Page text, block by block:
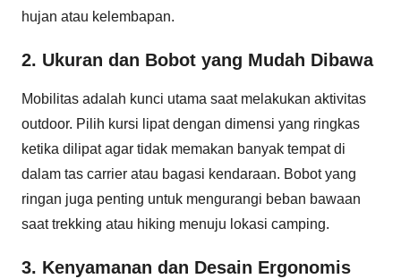
hujan atau kelembapan.
2. Ukuran dan Bobot yang Mudah Dibawa
Mobilitas adalah kunci utama saat melakukan aktivitas
outdoor. Pilih kursi lipat dengan dimensi yang ringkas
ketika dilipat agar tidak memakan banyak tempat di
dalam tas carrier atau bagasi kendaraan. Bobot yang
ringan juga penting untuk mengurangi beban bawaan
saat trekking atau hiking menuju lokasi camping.
3. Kenyamanan dan Desain Ergonomis